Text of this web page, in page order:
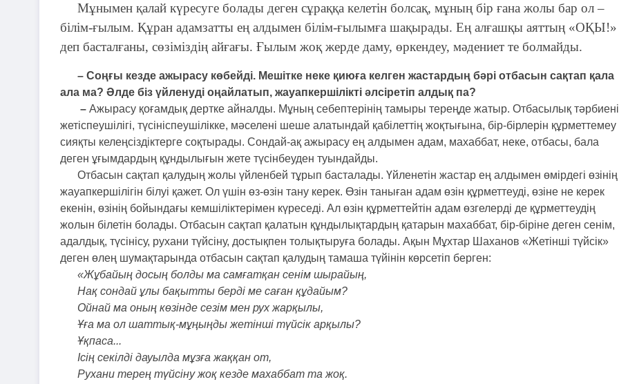
Мұнымен қалай күресуге болады деген сұраққа келетін болсақ, мұның бір ғана жолы бар ол –
білім-ғылым. Құран адамзатты ең алдымен білім-ғылымға шақырады. Ең алғашқы аяттың «ОҚЫ!»
деп басталғаны, сөзіміздің айғағы. Ғылым жоқ жерде даму, өркендеу, мәдениет те болмайды.
– Соңғы кезде ажырасу көбейді. Мешітке неке қиюға келген жастардың бәрі отбасын сақтап қала
ала ма? Әлде біз үйленуді оңайлатып, жауапкершілікті әлсіретіп алдық па?
– Ажырасу қоғамдық дертке айналды. Мұның себептерінің тамыры тереңде жатыр. Отбасылық
жетіспеушілігі, түсініспеушілікке, мәселені шеше алатындай қабілеттің жоқтығына, бір-бірлерін құрметтемеу
сияқты келеңсіздіктерге соқтырады. Сондай-ақ ажырасу ең алдымен адам, махаббат, неке, отбасы, бала
деген ұғымдардың құндылығын жете түсінбеуден туындайды.
Отбасын сақтап қалудың жолы үйленбей тұрып басталады. Үйленетін жастар ең алдымен өмірдегі өзінің
жауапкершілігін білуі қажет. Ол үшін өз-өзін тану керек. Өзін таныған адам өзін құрметтеуді, өзіне не керек
екенін, өзінің бойындағы кемшіліктерімен күреседі. Ал өзін құрметтейтін адам өзгелерді де құрметтеудің
жолын білетін болады. Отбасын сақтап қалатын құндылықтардың қатарын махаббат, бір-біріне деген сенім,
адалдық, түсінісу, рухани түйсіну, достықпен толықтыруға болады. Ақын Мұхтар Шаханов «Жетінші түйсік»
деген өлең шумақтарында отбасын сақтап қалудың тамаша түйінін көрсетіп берген:
«Жұбайың досың болды ма самғатқан сенім шырайың,
Нақ сондай ұлы бақытты берді ме саған құдайым?
Ойнай ма оның көзінде сезім мен рух жарқылы,
Ұға ма ол шаттық-мұңыңды жетінші түйсік арқылы?
Ұқпаса...
Ісің секілді дауылда мұзға жаққан от,
Рухани терең түйсіну жоқ кезде махаббат та жоқ.